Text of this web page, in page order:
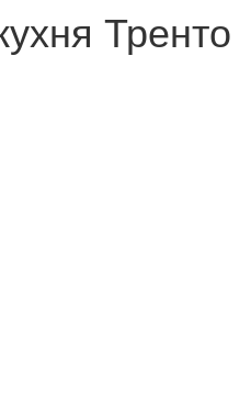
Тренто